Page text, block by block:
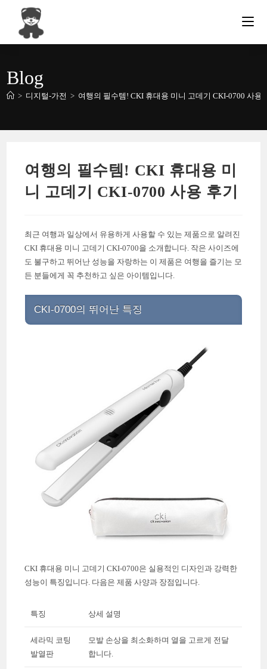
content
Blog
> 디지털-가전 > 여행의 필수템! CKI 휴대용 미니 고데기 CKI-0700 사용
여행의 필수템! CKI 휴대용 미
니 고데기 CKI-0700 사용 후기
최근 여행과 일상에서 유용하게 사용할 수 있는 제품으로 알려진
CKI 휴대용 미니 고데기 CKI-0700을 소개합니다. 작은 사이즈에
도 불구하고 뛰어난 성능을 자랑하는 이 제품은 여행을 즐기는 모
든 분들에게 꼭 추천하고 싶은 아이템입니다.
CKI-0700의 뛰어난 특징
CKI 휴대용 미니 고데기 CKI-0700은 실용적인 디자인과 강력한
성능이 특징입니다. 다음은 제품 사양과 장점입니다.
특징 상세 설명
세라믹 코팅
발열판
모발 손상을 최소화하며 열을 고르게 전달
합니다.